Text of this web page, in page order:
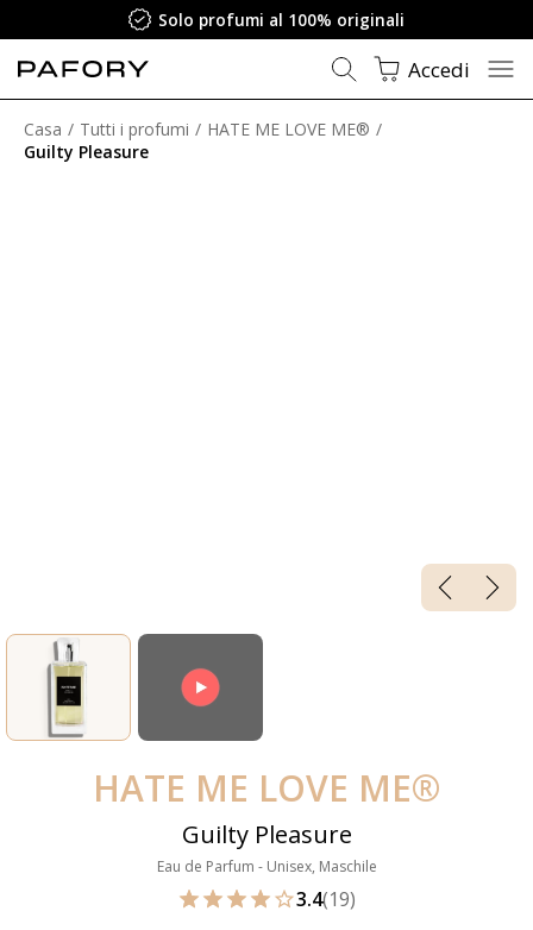
Solo profumi al 100% originali
Accedi
Casa Tutti i profumi
HATE ME LOVE ME®
Guilty Pleasure
HATE ME LOVE ME®
Guilty Pleasure
Eau de Parfum - Unisex, Maschile
3.4(19)